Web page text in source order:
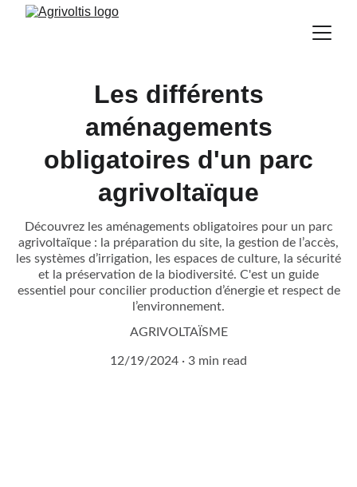
Les différents
aménagements
obligatoires d'un parc
agrivoltaïque
Découvrez les aménagements obligatoires pour un parc
agrivoltaïque : la préparation du site, la gestion de l’accès,
les systèmes d’irrigation, les espaces de culture, la sécurité
et la préservation de la biodiversité. C'est un guide
essentiel pour concilier production d’énergie et respect de
l’environnement.
AGRIVOLTAÏSME
12/19/2024 3 min read